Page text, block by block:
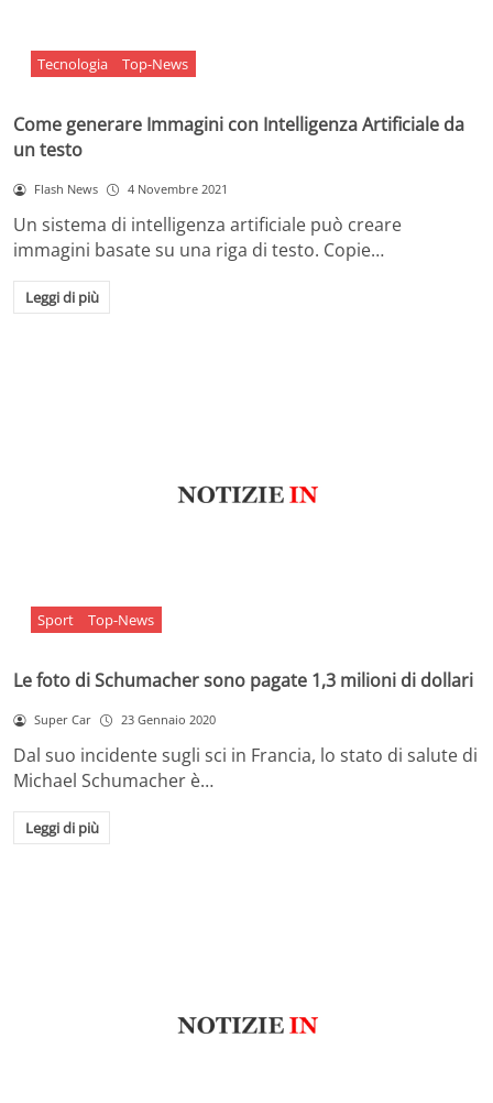
Tecnologia Top-News
Come generare Immagini con Intelligenza Artificiale da
un testo
Flash News 4 Novembre 2021
Un sistema di intelligenza artificiale può creare
immagini basate su una riga di testo. Copie…
Leggi di più
Sport Top-News
Le foto di Schumacher sono pagate 1,3 milioni di dollari
Super Car 23 Gennaio 2020
Dal suo incidente sugli sci in Francia, lo stato di salute di
Michael Schumacher è…
Leggi di più